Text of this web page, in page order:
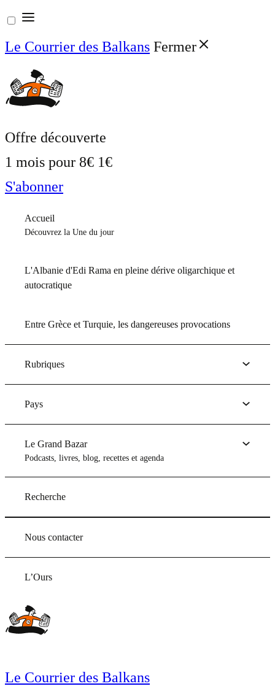
Aller
au
contenu
Le Courrier des Balkans Fermer
Offre découverte
1 mois pour 8€ 1€
S'abonner
Accueil
Découvrez la Une du jour
L'Albanie d'Edi Rama en pleine dérive oligarchique et
autocratique
Entre Grèce et Turquie, les dangereuses provocations
Rubriques
Pays
Le Grand Bazar
Podcasts, livres, blog, recettes et agenda
Recherche
Nous contacter
L’Ours
Le Courrier des Balkans